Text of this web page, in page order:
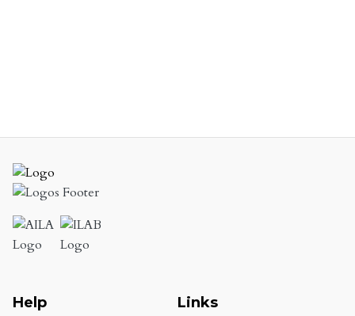
Help Links